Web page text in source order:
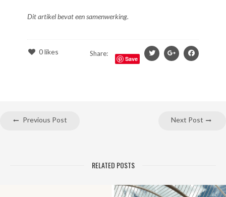
Dit artikel bevat een samenwerking.
0likes Share:
Save
Previous Post Next Post
RELATED POSTS